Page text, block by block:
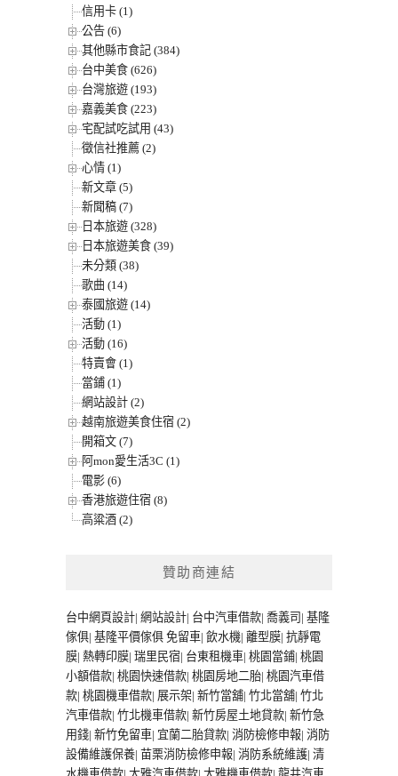
信用卡 (1)
公告 (6)
其他縣市食記 (384)
台中美食 (626)
台灣旅遊 (193)
嘉義美食 (223)
宅配試吃試用 (43)
徵信社推薦 (2)
心情 (1)
新文章 (5)
新聞稿 (7)
日本旅遊 (328)
日本旅遊美食 (39)
未分類 (38)
歌曲 (14)
泰國旅遊 (14)
活動 (1)
活動 (16)
特賣會 (1)
當鋪 (1)
網站設計 (2)
越南旅遊美食住宿 (2)
開箱文 (7)
阿mon愛生活3C (1)
電影 (6)
香港旅遊住宿 (8)
高粱酒 (2)
贊助商連結
台中網頁設計| 網站設計| 台中汽車借款| 喬義司 | 基隆
傢俱| 基隆平價傢俱 免留車| 飲水機| 離型膜| 抗靜電
膜| 熱轉印膜| 瑞里民宿| 台東租機車| 桃園當鋪| 桃園
小額借款| 桃園快速借款| 桃園房地二胎| 桃園汽車借
款| 桃園機車借款| 展示架| 新竹當舖| 竹北當舖| 竹北
汽車借款| 竹北機車借款| 新竹房屋土地貸款| 新竹急
用錢| 新竹免留車| 宜蘭二胎貸款| 消防檢修申報| 消防
設備維護保養| 苗栗消防檢修申報| 消防系統維護| 清